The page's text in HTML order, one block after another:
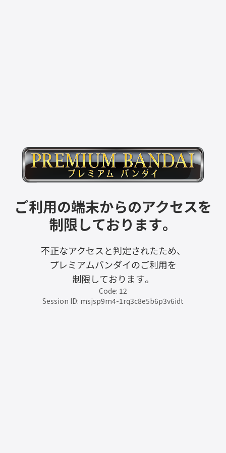
ご利用の端末からのアクセスを
制限しております。
不正なアクセスと判定されたため、
プレミアムバンダイのご利用を
制限しております。
Code: 12
Session ID: msjsp9m4-1rq3c8e5b6p3v6idt